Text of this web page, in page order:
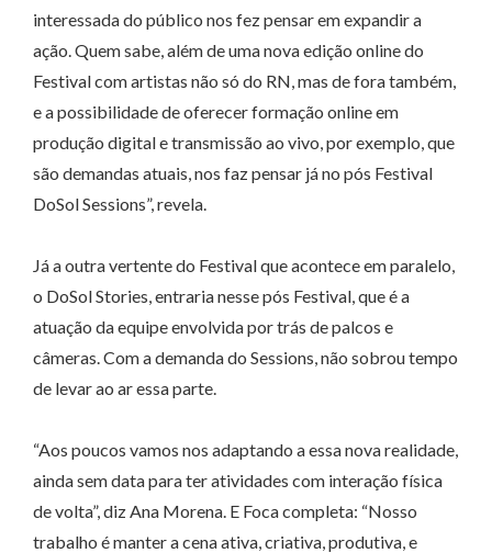
interessada do público nos fez pensar em expandir a
ação. Quem sabe, além de uma nova edição online do
Festival com artistas não só do RN, mas de fora também,
e a possibilidade de oferecer formação online em
produção digital e transmissão ao vivo, por exemplo, que
são demandas atuais, nos faz pensar já no pós Festival
DoSol Sessions”, revela.
Já a outra vertente do Festival que acontece em paralelo,
o DoSol Stories, entraria nesse pós Festival, que é a
atuação da equipe envolvida por trás de palcos e
câmeras. Com a demanda do Sessions, não sobrou tempo
de levar ao ar essa parte.
“Aos poucos vamos nos adaptando a essa nova realidade,
ainda sem data para ter atividades com interação física
de volta”, diz Ana Morena. E Foca completa: “Nosso
trabalho é manter a cena ativa, criativa, produtiva, e